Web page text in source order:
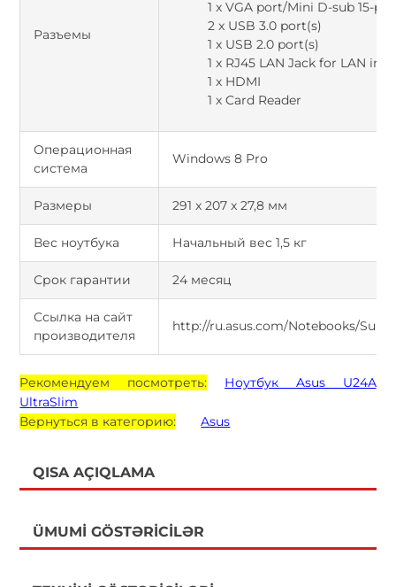
Разъемы
1 x VGA port/Mini D-sub 15-
2 x USB 3.0 port(s)
1 x USB 2.0 port(s)
1 x RJ45 LAN Jack for LAN
1 x HDMI
1 x Card Reader
Операционная
система
Windows 8 Pro
Размеры 291 x 207 x 27,8 мм
Вес ноутбука Начальный вес 1,5 кг
Срок гарантии 24 месяц
Ссылка на сайт
производителя
http://ru.asus.com/Notebooks/
Рекомендуем посмотреть:
Ноутбук Asus U24A
UltraSlim
Вернуться в категорию:
Asus
QISA AÇIQLAMA
ÜMUMI GÖSTƏRICILƏR